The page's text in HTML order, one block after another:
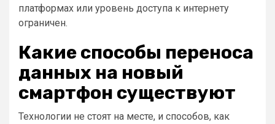
платформах или уровень доступа к интернету
ограничен.
Какие способы переноса
данных на новый
смартфон существуют
Технологии не стоят на месте, и способов, как